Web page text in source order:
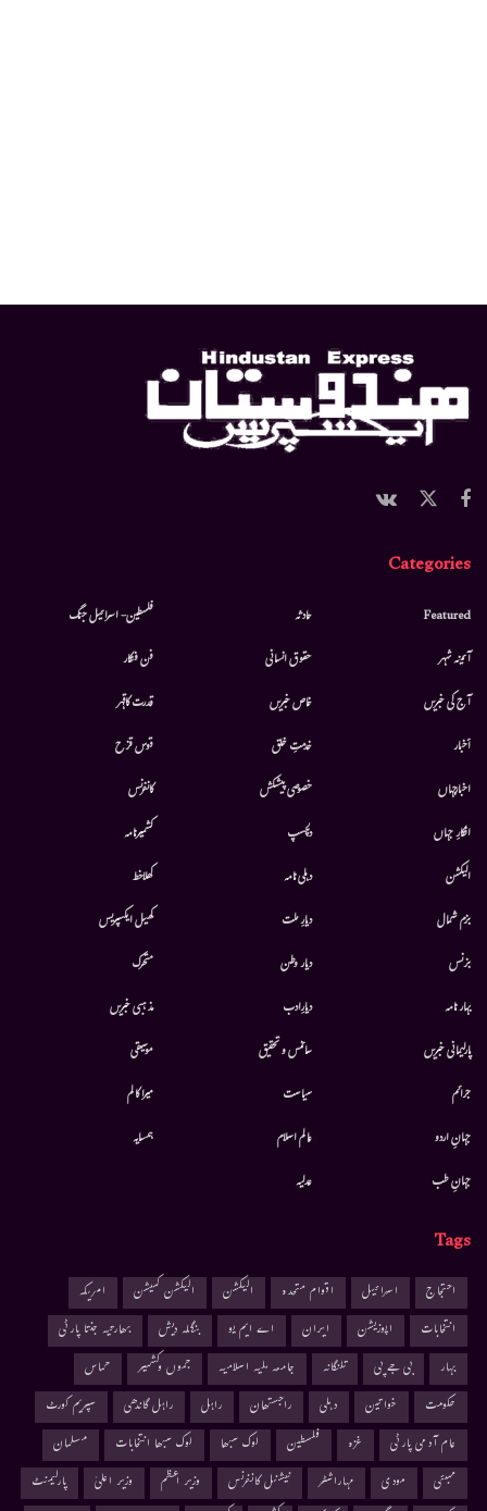
Categories
Featured
آئینہ شہر
آج کی خبریں
أخبار
اخبارجہاں
افکارِ جہاں
الیکشن
بزم شمال
بزنس
بہار نامہ
پارلیمانی خبریں
جرائم
جہانِ اردو
جہانِ طب
حادثہ
حقوق انسانی
خاص خبریں
خدمتِ خلق
خصوصی پیشکش
دلچسپ
دہلی نامہ
دیارِ ملت
دیار وطن
دیارِادب
سائنس و تحقیق
سیاست
عالم اسلام
عدلیہ
فلسطین- اسرائیل جنگ
فن فنکار
قدرت کاقہر
قوس قزح
کانفرنس
کشمیرنامہ
کھلاخط
کھیل ایکسپریس
متحرك
مذہبی خبریں
موسيقى
میرا کالم
ہمسایہ
Tags
احتجاج اسرائیل اقوام متحدہ الیکشن الیکشن کمیشن
امریکہ
انتخابات
اپوزیشن ایران اے ایم یو بنگلہ دیش
بھارتیہ جنتا پارٹی
بہار
بی جے پی تلنگانہ جامعہ ملیہ اسلامیہ جموں وکشمیر
حماس
حکومت
خواتین دہلی راجستھان راہل راہل گاندھی
سپریم کورٹ
عام آدمی پارٹی
غزہ فلسطین لوک سبھا لوک سبھا انتخابات
مسلمان
ممبئی
مودی مہاراشٹر نیشنل کانفرنس وزیر اعظم وزیر اعلیٰ
پارلیمنٹ